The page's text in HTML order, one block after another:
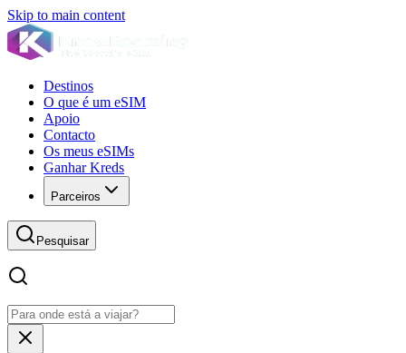
Skip to main content
Destinos
O que é um eSIM
Apoio
Contacto
Os meus eSIMs
Ganhar Kreds
Parceiros
Pesquisar